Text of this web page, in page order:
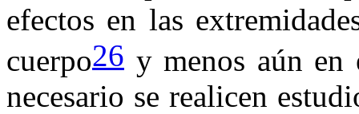
efectos en las
cuerpo26 y menos aún en
necesario se realicen